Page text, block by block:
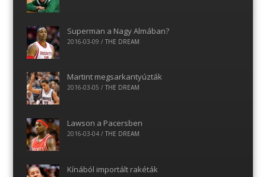
Superman a Nagy Almában?
2016-03-09 / THE DREAM
Martint megsarkantyúzták
2016-03-05 / THE DREAM
Lawson a Pacersben
2016-03-04/ THE DREAM
Kínából importált rakéták